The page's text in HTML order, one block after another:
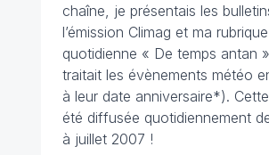
chaîne, je présentais les
l’émission Climag et ma rubrique
quotidienne « De temps antan
traitait les évènements météo
à leur date anniversaire*).
été diffusée quotidiennement
à juillet 2007 !